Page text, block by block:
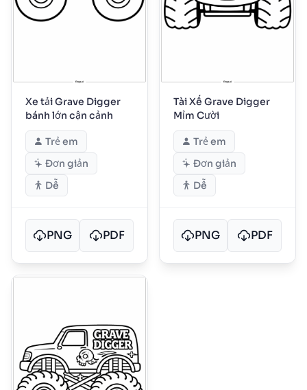
Xe tải Grave Digger
bánh lớn cận cảnh
Trẻ em
Đơn giản
Dễ
PNG PDF
Tài Xế Grave Digger
Mỉm Cười
Trẻ em
Đơn giản
Dễ
PNG PDF